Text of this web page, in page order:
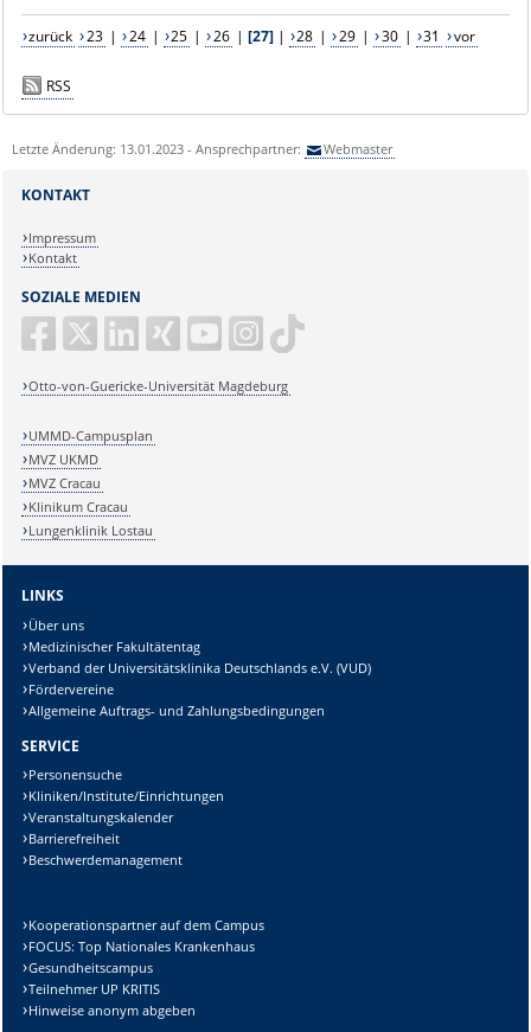
zurück 23 | 24 | 25 | 26 | [27]| 28 | 29 | 30 | 31 vor
RSS
Letzte Änderung: 13.01.2023 - Ansprechpartner: Webmaster
SOZIALE MEDIEN
Otto-von-Guericke-Universität Magdeburg
KONTAKT
Impressum
Kontakt
UMMD-Campusplan
MVZ UKMD
MVZ Cracau
Klinikum Cracau
Lungenklinik Lostau
LINKS
Über uns
Medizinischer Fakultätentag
Verband der Universitätsklinika Deutschlands e.V. (VUD)
Fördervereine
Allgemeine Auftrags- und Zahlungsbedingungen
SERVICE
Personensuche
Kliniken/Institute/Einrichtungen
Veranstaltungskalender
Barrierefreiheit
Beschwerdemanagement
Kooperationspartner auf dem Campus
FOCUS: Top Nationales Krankenhaus
Gesundheitscampus
Teilnehmer UP KRITIS
Hinweise anonym abgeben